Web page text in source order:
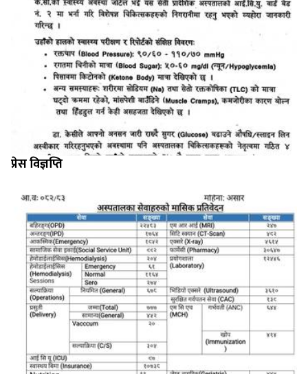
प्रेस विज्ञप्ति